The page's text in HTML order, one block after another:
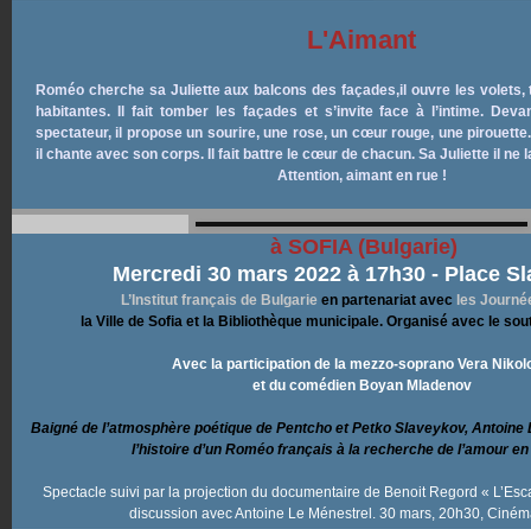
L'Aimant
Roméo cherche sa Juliette aux balcons des façades,il ouvre les volets,
habitantes. Il fait tomber les façades et s’invite face à l’intime.
spectateur, il propose un sourire, une rose,un cœur rouge, une
il chante avec son corps. Il fait battre le cœur de chacun. Sa Juliette il ne
Attention, aimant en rue !
à SOFIA (Bulgarie)
Mercredi 30 mars 2022 à 17h30 - Place
L’Institut français de Bulgarie en partenariat avec les
la Ville de Sofia et la Bibliothèque municipale. Organisé avec le
Avec la participation de la mezzo-soprano Vera
et du comédien Boyan Mladenov
Baigné de l’atmosphère poétique de Pеntcho et Petko Slaveykov,
l’histoire d’un Roméo français à la recherche de l’amour
Spectacle suivi par la projection du documentaire de Benoit Regord «
discussion avec Antoine Le Ménestrel. 30 mars, 20h30,